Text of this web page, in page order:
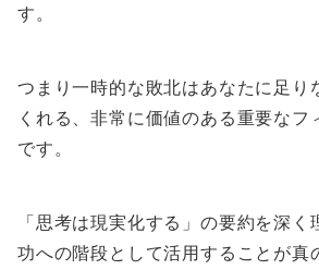
す。
つまり一時的な敗北はあなたに足り
くれる、非常に価値のある重要なフ
です。
「思考は現実化する」の要約を深
功への階段として活用することが真